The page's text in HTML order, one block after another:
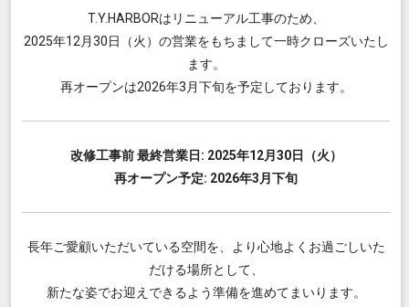
T.Y.HARBORはリニューアル工事のため、
2025年12月30日（火）の営業をもちまして一時クローズいたし
ます。
再オープンは2026年3月下旬を予定しております。
改修工事前 最終営業日: 2025年12月30日（火）
再オープン予定: 2026年3月下旬
長年ご愛顧いただいている空間を、より心地よくお過ごしいた
だける場所として、
新たな姿でお迎えできるよう準備を進めてまいります。